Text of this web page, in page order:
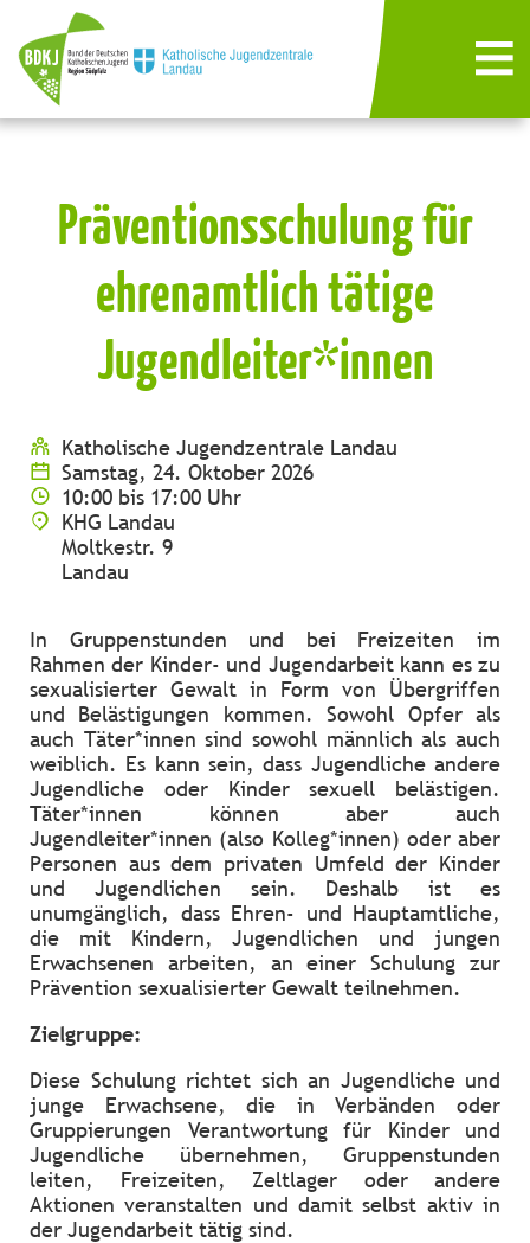
Präventionsschulung für
ehrenamtlich tätige
Jugendleiter*innen
Katholische Jugendzentrale Landau
Samstag, 24. Oktober 2026
10:00 bis 17:00 Uhr
KHG Landau
Moltkestr. 9
Landau
In Gruppenstunden und bei Freizeiten im
Rahmen der Kinder- und Jugendarbeit kann es zu
sexualisierter Gewalt in Form von Übergriffen
und Belästigungen kommen. Sowohl Opfer als
auch Täter*innen sind sowohl männlich als auch
weiblich. Es kann sein, dass Jugendliche andere
Jugendliche oder Kinder sexuell belästigen.
Täter*innen können aber auch
Jugendleiter*innen (also Kolleg*innen) oder aber
Personen aus dem privaten Umfeld der Kinder
und Jugendlichen sein. Deshalb ist es
unumgänglich, dass Ehren- und Hauptamtliche,
die mit Kindern, Jugendlichen und jungen
Erwachsenen arbeiten, an einer Schulung zur
Prävention sexualisierter Gewalt teilnehmen.
Zielgruppe:
Diese Schulung richtet sich an Jugendliche und
junge Erwachsene, die in Verbänden oder
Gruppierungen Verantwortung für Kinder und
Jugendliche übernehmen, Gruppenstunden
leiten, Freizeiten, Zeltlager oder andere
Aktionen veranstalten und damit selbst aktiv in
der Jugendarbeit tätig sind.